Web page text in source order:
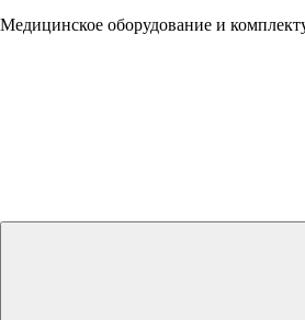
Медицинское оборудование и